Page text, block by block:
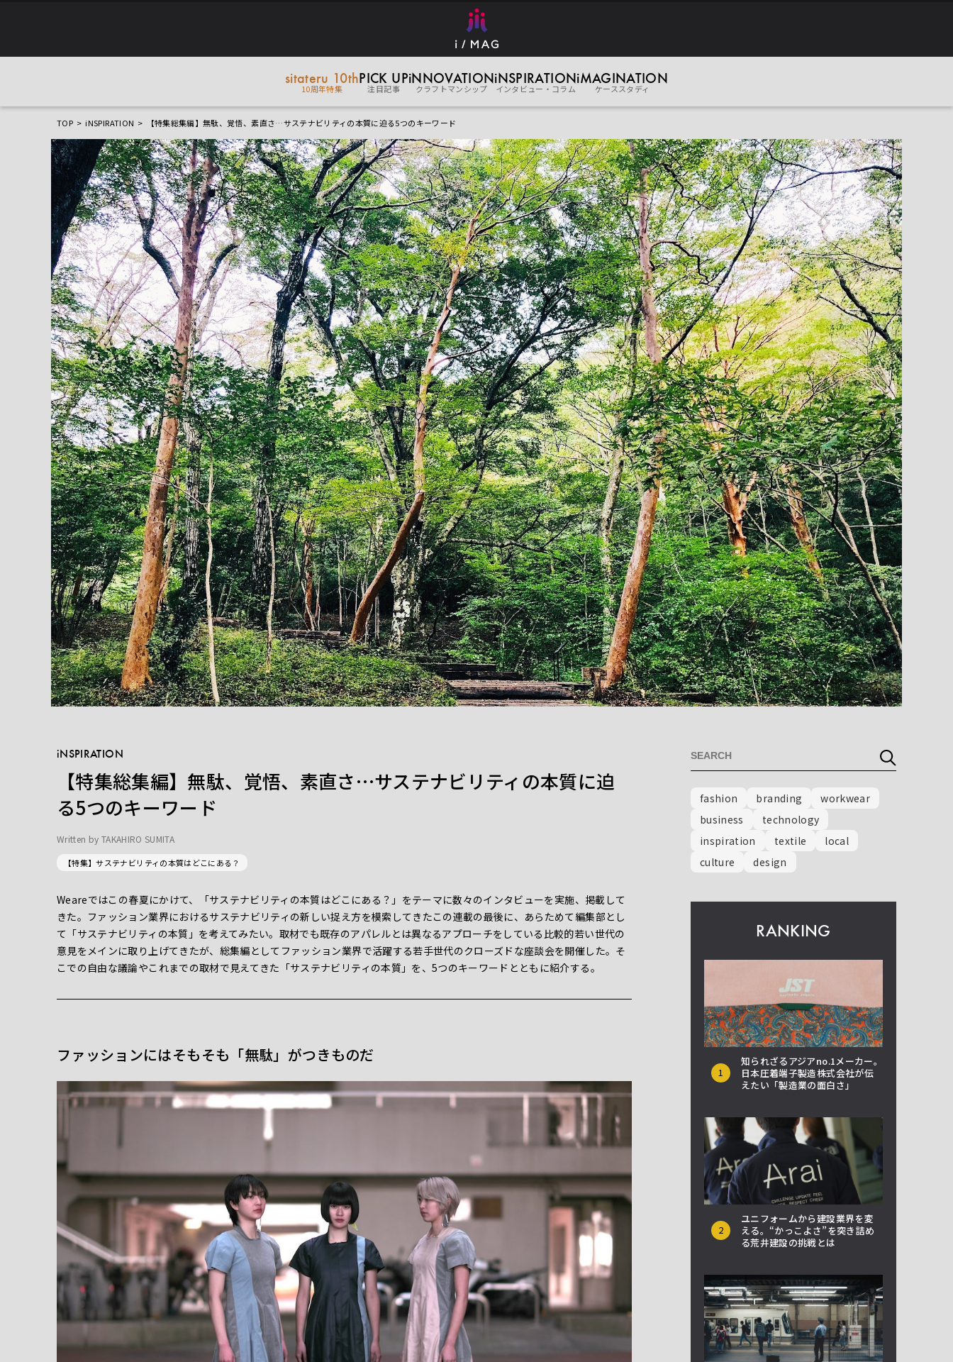
sitateru 10th
10周年特集
PICK UP
注目記事
iNNOVATION
クラフトマンシップ
iNSPIRATION
インタビュー・コラム
iMAGINATION
ケーススタディ
TOP iNSPIRATION 【特集総集編】無駄、覚悟、素直さ…サステナビリティの本質に迫る5つのキーワード
iNSPIRATION
【特集総集編】無駄、覚悟、素直さ…サステナビリティの本質に迫
る5つのキーワード
Written by TAKAHIRO SUMITA
【特集】サステナビリティの本質はどこにある？
Weareではこの春夏にかけて、「サステナビリティの本質はどこにある？」をテーマに数々のインタビューを実施、掲載して
きた。ファッション業界におけるサステナビリティの新しい捉え方を模索してきたこの連載の最後に、あらためて編集部とし
て「サステナビリティの本質」を考えてみたい。取材でも既存のアパレルとは異なるアプローチをしている比較的若い世代の
意見をメインに取り上げてきたが、総集編としてファッション業界で活躍する若手世代のクローズドな座談会を開催した。そ
こでの自由な議論やこれまでの取材で見えてきた「サステナビリティの本質」を、5つのキーワードとともに紹介する。
ファッションにはそもそも「無駄」がつきものだ
fashion branding
workwear
business
technology
inspiration
textile
local
culture
design
RANKING
1
知られざるアジアno.1メーカー。
日本圧着端子製造株式会社が伝
えたい「製造業の面白さ」
2
ユニフォームから建設業界を変
える。“かっこよさ”を突き詰め
る荒井建設の挑戦とは